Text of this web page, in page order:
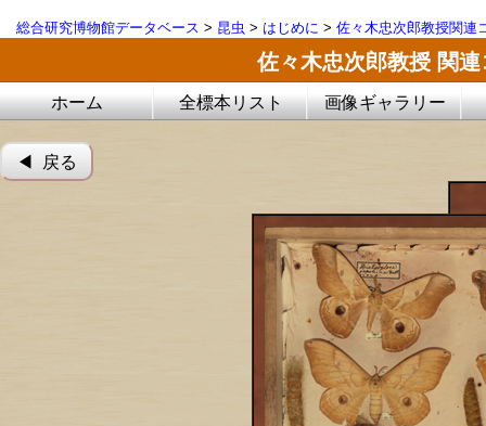
総合研究博物館データベース > 昆虫 > はじめに > 佐々木忠次郎教授関連
佐々木忠次郎教授 関
ホーム 全標本リスト 画像ギャラリー
◀︎ 戻る